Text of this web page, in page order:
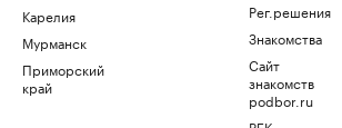
Карелия
Мурманск
Приморский
край
Рег.решения
Знакомства
Сайт
знакомств
podbor.ru